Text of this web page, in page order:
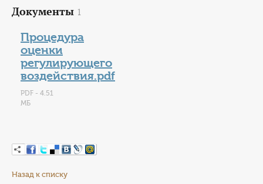
КАТАЛОГ УСЛУГ
СЛУЖБА ПО КОНТРАКТУ
Документы 1
Процедура
оценки
регулирующего
воздействия.pdf
PDF - 4.51
МБ
Назад к списку